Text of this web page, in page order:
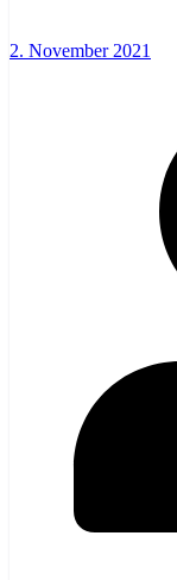
2. November 2021